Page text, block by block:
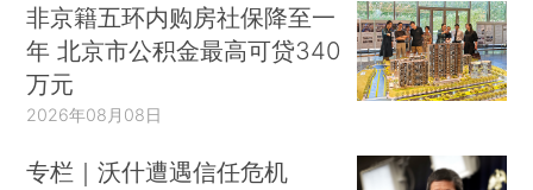
非京籍五环内购房社保降至一
年 北京市公积金最高可贷340
万元
2026年08月08日
专栏｜沃什遭遇信任危机